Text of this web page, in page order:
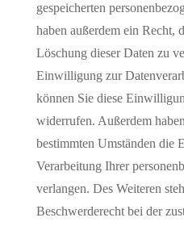
gespeicherten
haben außerdem ein Recht,
Löschung dieser Daten zu
Einwilligung zur
können Sie diese
widerrufen. Außerdem
bestimmten Umständen die
Verarbeitung Ihrer
verlangen. Des Weiteren
Beschwerderecht bei der